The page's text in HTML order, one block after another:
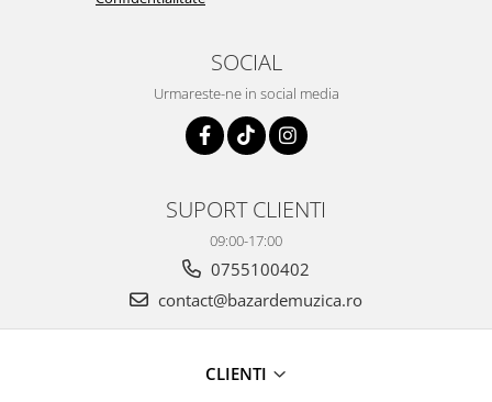
SOCIAL
Urmareste-ne in social media
SUPORT CLIENTI
09:00-17:00
0755100402
contact@bazardemuzica.ro
CLIENTI